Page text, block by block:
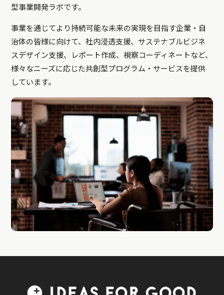
型事業開発ラボです。
事業を通じてより持続可能な未来の実現を目指す企業・自
治体の皆様に向けて、社内浸透支援、サステナブルビジネ
スデザイン支援、レポート作成、視察コーディネートなど、
様々なニーズに応じた共創型プログラム・サービスを提供
しています。